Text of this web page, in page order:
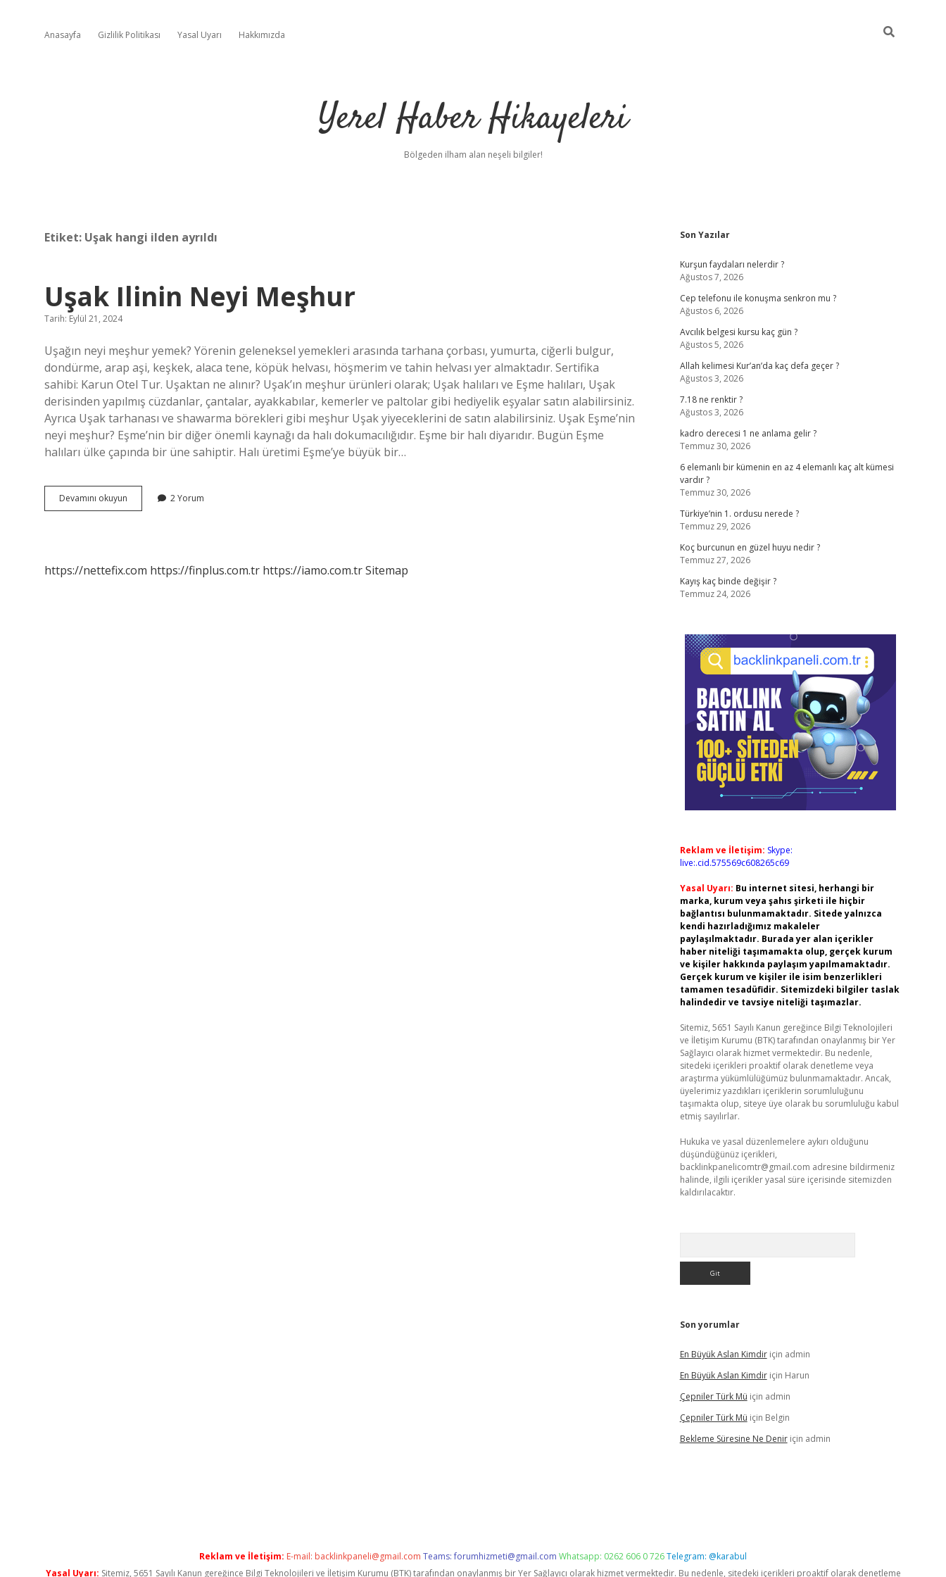
Anasayfa Gizlilik Politikası Yasal Uyarı Hakkımızda
Yerel Haber Hikayeleri
Bölgeden ilham alan neşeli bilgiler!
Etiket: Uşak hangi ilden ayrıldı
Uşak Ilinin Neyi Meşhur
Tarih: Eylül 21, 2024
Uşağın neyi meşhur yemek? Yörenin geleneksel yemekleri arasında tarhana çorbası, yumurta, ciğerli bulgur,
dondürme, arap aşi, keşkek, alaca tene, köpük helvası, höşmerim ve tahin helvası yer almaktadır. Sertifika
sahibi: Karun Otel Tur. Uşaktan ne alınır? Uşak’ın meşhur ürünleri olarak; Uşak halıları ve Eşme halıları, Uşak
derisinden yapılmış cüzdanlar, çantalar, ayakkabılar, kemerler ve paltolar gibi hediyelik eşyalar satın alabilirsiniz.
Ayrıca Uşak tarhanası ve shawarma börekleri gibi meşhur Uşak yiyeceklerini de satın alabilirsiniz. Uşak Eşme’nin
neyi meşhur? Eşme’nin bir diğer önemli kaynağı da halı dokumacılığıdır. Eşme bir halı diyarıdır. Bugün Eşme
halıları ülke çapında bir üne sahiptir. Halı üretimi Eşme’ye büyük bir…
Devamını okuyun
Ilinin
2 Yorum
https://nettefix.com https://finplus.com.tr https://iamo.com.trSitemap
Sidebar
Son Yazılar
Kurşun faydaları nelerdir ?
Ağustos 7, 2026
Cep telefonu ile konuşma senkron mu ?
Ağustos 6, 2026
Avcılık belgesi kursu kaç gün ?
Ağustos 5, 2026
Allah kelimesi Kur’an’da kaç defa geçer ?
Ağustos 3, 2026
7.18 ne renktir ?
Ağustos 3, 2026
kadro derecesi 1 ne anlama gelir ?
Temmuz 30, 2026
6 elemanlı bir kümenin en az 4 elemanlı kaç alt kümesi
vardır ?
Temmuz 30, 2026
Türkiye’nin 1. ordusu nerede ?
Temmuz 29, 2026
Koç burcunun en güzel huyu nedir ?
Temmuz 27, 2026
Kayış kaç binde değişir ?
Temmuz 24, 2026
Reklam ve İletişim: Skype:
live:.cid.575569c608265c69
Yasal Uyarı: Bu internet sitesi, herhangi bir
marka, kurum veya şahıs şirketi ile hiçbir
bağlantısı bulunmamaktadır. Sitede yalnızca
kendi hazırladığımız makaleler
paylaşılmaktadır. Burada yer alan içerikler
haber niteliği taşımamakta olup, gerçek kurum
ve kişiler hakkında paylaşım yapılmamaktadır.
Gerçek kurum ve kişiler ile isim benzerlikleri
tamamen tesadüfidir. Sitemizdeki bilgiler taslak
halindedir ve tavsiye niteliği taşımazlar.
Sitemiz, 5651 Sayılı Kanun gereğince Bilgi Teknolojileri
ve İletişim Kurumu (BTK) tarafından onaylanmış bir Yer
Sağlayıcı olarak hizmet vermektedir. Bu nedenle,
sitedeki içerikleri proaktif olarak denetleme veya
araştırma yükümlülüğümüz bulunmamaktadır. Ancak,
üyelerimiz yazdıkları içeriklerin sorumluluğunu
taşımakta olup, siteye üye olarak bu sorumluluğu kabul
etmiş sayılırlar.
Hukuka ve yasal düzenlemelere aykırı olduğunu
düşündüğünüz içerikleri,
backlinkpanelicomtr@gmail.com adresine bildirmeniz
halinde, ilgili içerikler yasal süre içerisinde sitemizden
kaldırılacaktır.
Son yorumlar
En Büyük Aslan Kimdiriçin admin
En Büyük Aslan Kimdiriçin Harun
Çepniler Türk Mü için admin
Çepniler Türk Mü için Belgin
Bekleme Süresine Ne Deniriçin admin
Reklam ve İletişim: E-mail: backlinkpaneli@gmail.com Teams:forumhizmeti@gmail.com Whatsapp: 0262 606 0 726Telegram: @karabul
Yasal Uyarı: Sitemiz, 5651 Sayılı Kanun gereğince Bilgi Teknolojileri ve İletişim Kurumu (BTK) tarafından onaylanmış bir Yer Sağlayıcı olarak hizmet vermektedir. Bu nedenle, sitedeki içerikleri proaktif olarak denetleme